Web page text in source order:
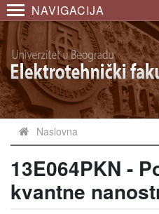
NAVIGACIJA
Naslovna
13E064PKN -
kvantne